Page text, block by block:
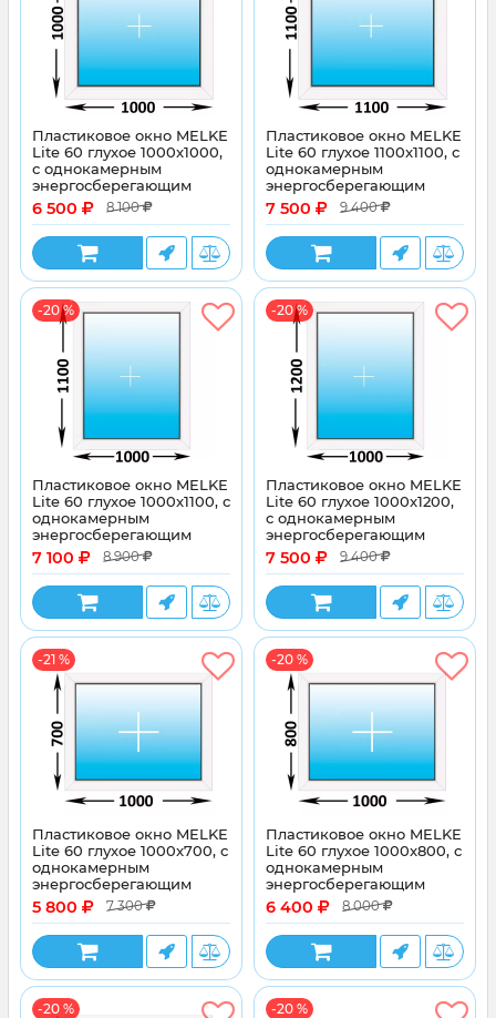
Пластиковое окно MELKE
Lite 60 глухое 1000x1000,
с однокамерным
энергосберегающим
стеклопакетом
6 500 8 100
Пластиковое окно MELKE
Lite 60 глухое 1100x1100, с
однокамерным
энергосберегающим
стеклопакетом
7 500 9 400
-20 %
Пластиковое окно MELKE
Lite 60 глухое 1000x1100, с
однокамерным
энергосберегающим
стеклопакетом
7 100 8 900
-20 %
Пластиковое окно MELKE
Lite 60 глухое 1000x1200,
с однокамерным
энергосберегающим
стеклопакетом
7 500 9 400
-21 %
Пластиковое окно MELKE
Lite 60 глухое 1000x700, с
однокамерным
энергосберегающим
стеклопакетом
5 800 7 300
-20 %
Пластиковое окно MELKE
Lite 60 глухое 1000x800, с
однокамерным
энергосберегающим
стеклопакетом
6 400 8 000
-20 % -20 %